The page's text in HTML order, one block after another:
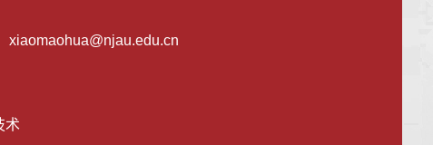
xiaomaohua@njau.edu.cn
术